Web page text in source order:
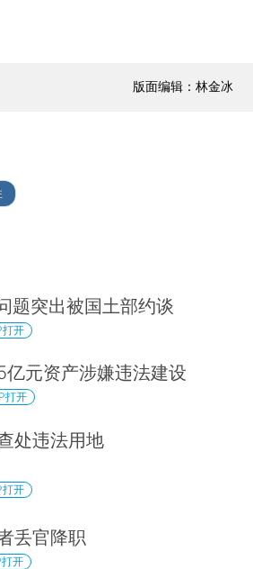
版面编辑：林金冰
题突出被国土部约谈
打开
亿元资产涉嫌违法建设
打开
处违法用地
打开
丢官降职
开